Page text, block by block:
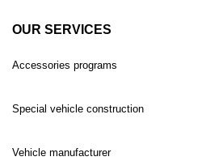
OUR SERVICES
Accessories programs
Special vehicle construction
Vehicle manufacturer